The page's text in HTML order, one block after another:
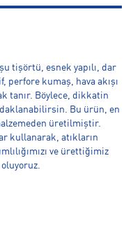
tişörtü, esnek yapılı, dar
kumaş, hava akışı
tanır. Böylece, dikkatin
Bu ürün, en
üretilmiştir.
kullanarak, atıkların
ve ürettiğimiz